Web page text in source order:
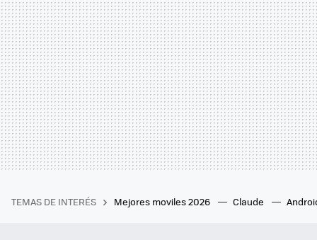
TEMAS DE INTERÉS Mejores moviles 2026 Claude